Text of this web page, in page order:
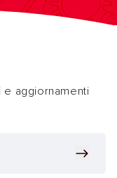
aggiornamenti